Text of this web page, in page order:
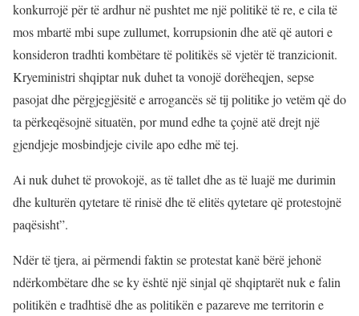
konkurrojë për të ardhur në pushtet me një politikë të re, e cila të
mos mbartë mbi supe zullumet, korrupsionin dhe atë që autori e
konsideron tradhti kombëtare të politikës së vjetër të tranzicionit.
Kryeministri shqiptar nuk duhet ta vonojë dorëheqjen, sepse
pasojat dhe përgjegjësitë e arrogancës së tij politike jo vetëm që do
ta përkeqësojnë situatën, por mund edhe ta çojnë atë drejt një
gjendjeje mosbindjeje civile apo edhe më tej.
Ai nuk duhet të provokojë, as të tallet dhe as të luajë me durimin
dhe kulturën qytetare të rinisë dhe të elitës qytetare që protestojnë
paqësisht”.
Ndër të tjera, ai përmendi faktin se protestat kanë bërë jehonë
ndërkombëtare dhe se ky është një sinjal që shqiptarët nuk e falin
politikën e tradhtisë dhe as politikën e pazareve me territorin e